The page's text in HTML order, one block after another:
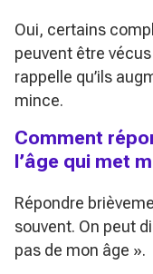
Oui, certains
peuvent être
rappelle qu’ils
mince.
Comment
l’âge qui met
Répondre
souvent. On peut
pas de mon âge ».